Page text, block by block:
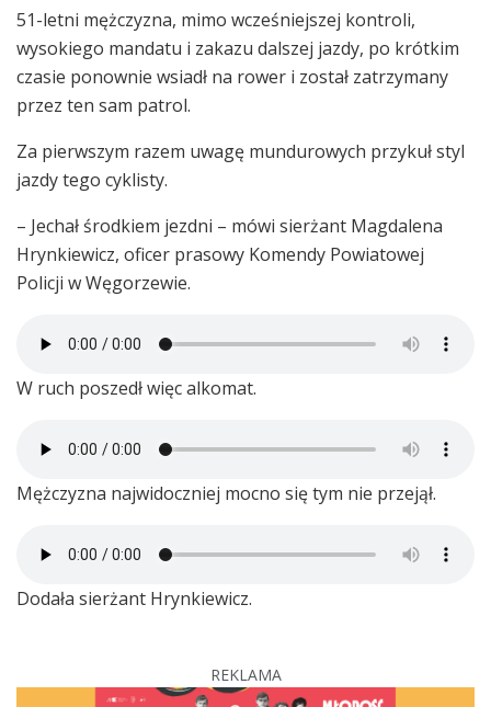
51-letni mężczyzna, mimo wcześniejszej kontroli,
wysokiego mandatu i zakazu dalszej jazdy, po krótkim
czasie ponownie wsiadł na rower i został zatrzymany
przez ten sam patrol.
Za pierwszym razem uwagę mundurowych przykuł styl
jazdy tego cyklisty.
– Jechał środkiem jezdni – mówi sierżant Magdalena
Hrynkiewicz, oficer prasowy Komendy Powiatowej
Policji w Węgorzewie.
W ruch poszedł więc alkomat.
Mężczyzna najwidoczniej mocno się tym nie przejął.
Dodała sierżant Hrynkiewicz.
REKLAMA